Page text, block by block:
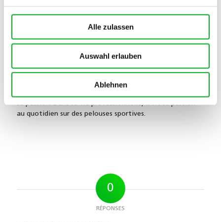
Alle zulassen
Auswahl erlauben
Ablehnen
la gestion du gazon chez SwissGreen. Jardinier amateur
passionné et footballeur amateur. Pour un footballeur,
sa passion. Dans sa vie professionnelle, il vit sa passion
au quotidien sur des pelouses sportives.
0
RÉPONSES